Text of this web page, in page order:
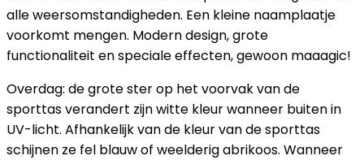
alle weersomstandigheden. Een kleine naamplaatje
voorkomt mengen. Modern design, grote
functionaliteit en speciale effecten, gewoon maaagic!
Overdag: de grote ster op het voorvak van de
sporttas verandert zijn witte kleur wanneer buiten in
UV-licht. Afhankelijk van de kleur van de sporttas
schijnen ze fel blauw of weelderig abrikoos. Wanneer